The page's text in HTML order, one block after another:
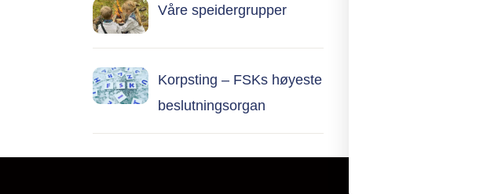
Våre speidergrupper
Korpsting – FSKs høyeste
beslutningsorgan